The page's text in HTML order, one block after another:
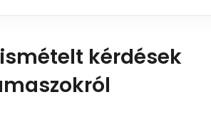
kérdések